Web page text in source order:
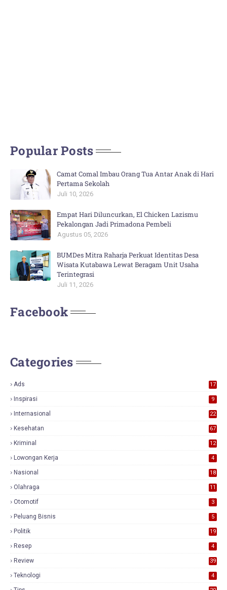
Popular Posts
Camat Comal Imbau Orang Tua Antar Anak di Hari
Pertama Sekolah
Juli 10, 2026
Empat Hari Diluncurkan, El Chicken Lazismu
Pekalongan Jadi Primadona Pembeli
Agustus 05, 2026
BUMDes Mitra Raharja Perkuat Identitas Desa
Wisata Kutabawa Lewat Beragam Unit Usaha
Terintegrasi
Juli 11, 2026
Facebook
Categories
Ads
17
Inspirasi 9
Internasional 22
Kesehatan 67
Kriminal 12
Lowongan Kerja 4
Nasional
18
Olahraga 11
Otomotif 3
Peluang Bisnis 5
Politik 19
Resep 4
Review
39
Teknologi 4